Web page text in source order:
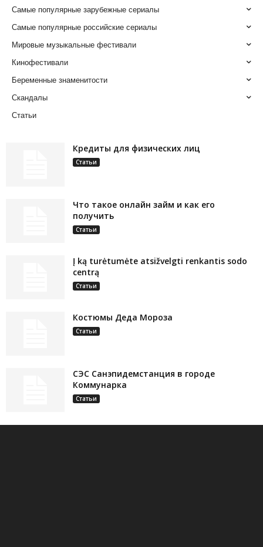
Самые популярные зарубежные сериалы
Самые популярные российские сериалы
Мировые музыкальные фестивали
Кинофестивали
Беременные знаменитости
Скандалы
Статьи
Кредиты для физических лиц
Статьи
Что такое онлайн займ и как его
получить
Статьи
Į ką turėtumėte atsižvelgti renkantis sodo
centrą
Статьи
Костюмы Деда Мороза
Статьи
СЭС Санэпидемстанция в городе
Коммунарка
Статьи